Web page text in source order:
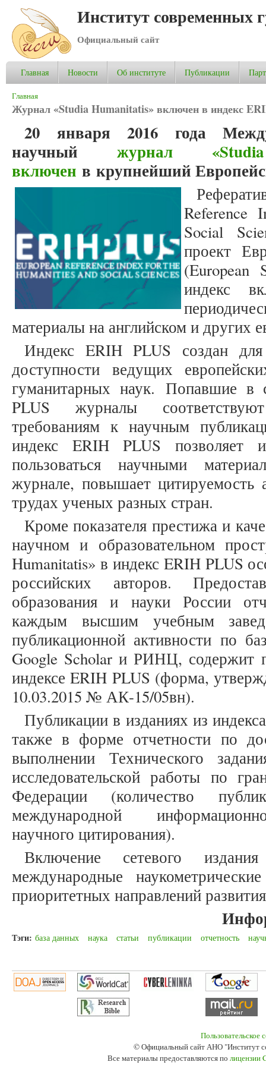
Институт современных
Официальный сайт
Главная Новости Об институте Публикации
Вы здесь
Главная
Журнал «Studia Humanitatis» включен в индекс
20 января 2016 года
научный журнал
включен в крупнейший
Reference
Social
проект
(European
индекс
материалы на английском и других
Индекс ERIH PLUS создан
доступности ведущих
гуманитарных наук. Попавшие в
PLUS журналы
требованиям к научным
индекс ERIH PLUS позволяет
пользоваться научными
журнале, повышает цитируемость
трудах ученых разных стран.
Кроме показателя престижа и
научном и образовательном
Humanitatis» в индекс ERIH PLUS
российских авторов.
образования и науки России
каждым высшим учебным
публикационной активности по
Google Scholar и РИНЦ, содержит
индексе ERIH PLUS (форма,
10.03.2015 № АК-15/05вн).
Публикации в изданиях из
также в форме отчетности по
выполнении Технического
исследовательской работы по
Федерации (количество
международной
научного цитирования).
Включение сетевого
международные
приоритетных направлений
Тэги: база данных наука статьи публикации отчетность
Пользовательское
© Официальный сайт АНО "Институт
Все материалы предоставляются по лицензии